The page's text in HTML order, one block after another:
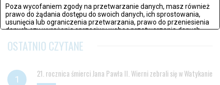
Poza wycofaniem zgody na przetwarzanie danych, masz również
prawo do żądania dostępu do swoich danych, ich sprostowania,
usunięcia lub ograniczenia przetwarzania, prawo do przeniesienia
danych czy wyrażenia sprzeciwu wobec przetwarzania danych.
Jeżeli nie chcesz wyrazić zgody na przetwarzanie plików cookies,
Wyrażam zgodę i przechodzę do serwisu
środa, 25 lutego 2026, 13:45
OSTATNIO CZYTANE
21. rocznica śmierci Jana Pawła II. Wierni zebrali się w Watykanie